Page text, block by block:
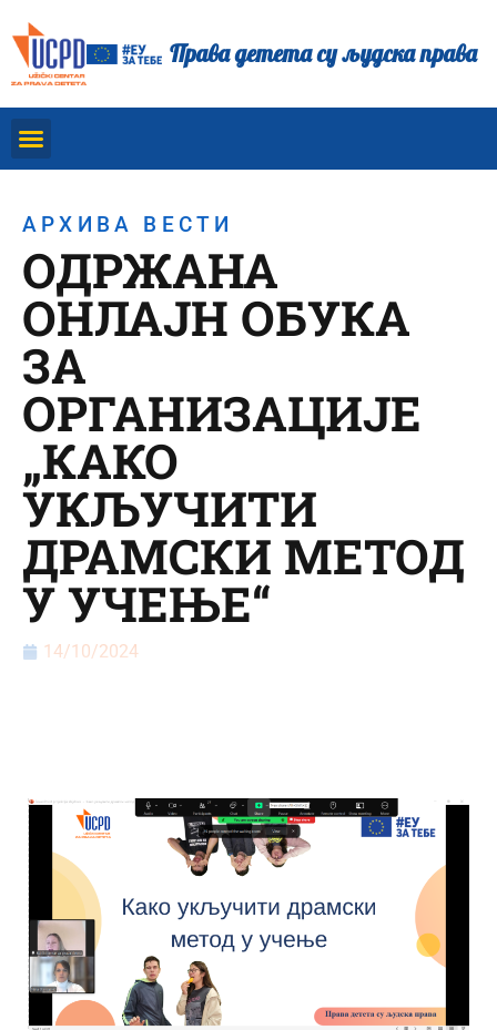
Права детета су људска права
АРХИВА ВЕСТИ
ОДРЖАНА
ОНЛАЈН ОБУКА
ЗА
ОРГАНИЗАЦИЈЕ
„КАКО
УКЉУЧИТИ
ДРАМСКИ МЕТОД
У УЧЕЊЕ“
14/10/2024